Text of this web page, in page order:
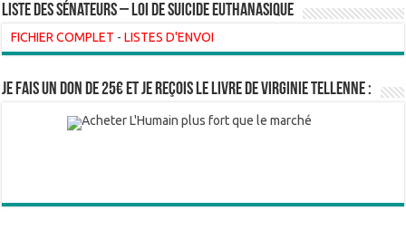
liste des sénateurs – loi de suicide euthanasique
FICHIER COMPLET -LISTES D'ENVOI
Je fais un don de 25€ et je reçois le livre de Virginie Tellenne :